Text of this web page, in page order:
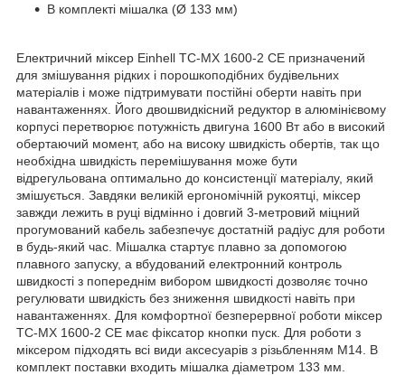
В комплекті мішалка (Ø 133 мм)
Електричний міксер Einhell TC-MX 1600-2 CE призначений
для змішування рідких і порошкоподібних будівельних
матеріалів і може підтримувати постійні оберти навіть при
навантаженнях. Його двошвидкісний редуктор в алюмінієвому
корпусі перетворює потужність двигуна 1600 Вт або в високий
обертаючий момент, або на високу швидкість обертів, так що
необхідна швидкість перемішування може бути
відрегульована оптимально до консистенції матеріалу, який
змішується. Завдяки великій ергономічній рукоятці, міксер
завжди лежить в руці відмінно і довгий 3-метровий міцний
прогумований кабель забезпечує достатній радіус для роботи
в будь-який час. Мішалка стартує плавно за допомогою
плавного запуску, а вбудований електронний контроль
швидкості з попереднім вибором швидкості дозволяє точно
регулювати швидкість без зниження швидкості навіть при
навантаженнях. Для комфортної безперервної роботи міксер
TC-MX 1600-2 CE має фіксатор кнопки пуск. Для роботи з
міксером підходять всі види аксесуарів з різьбленням M14. В
комплект поставки входить мішалка діаметром 133 мм.